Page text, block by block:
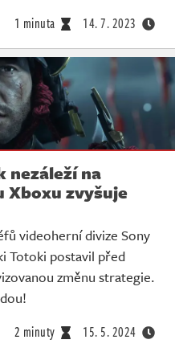
1 minuta 14. 7. 2023
nezáleží na
Xboxu zvyšuje
videoherní divize Sony
Totoki postavil před
změnu strategie.
2 minuty 15. 5. 2024